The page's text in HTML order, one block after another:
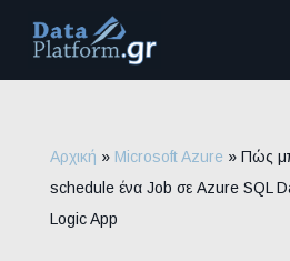
περιεχόμενο
Αρχική » Microsoft Azure » Πώς
schedule ένα Job σε Azure SQL
Logic App